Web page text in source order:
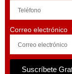
Correo electrónico
Suscríbete